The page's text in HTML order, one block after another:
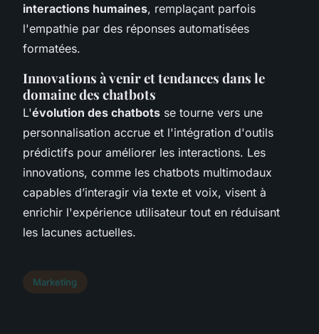
interactions humaines, remplaçant parfois
l'empathie par des réponses automatisées
formatées.
Innovations à venir et tendances dans le
domaine des chatbots
L'évolution des chatbots se tourne vers une
personnalisation accrue et l'intégration d'outils
prédictifs pour améliorer les interactions. Les
innovations, comme les chatbots multimodaux
capables d’interagir via texte et voix, visent à
enrichir l'expérience utilisateur tout en réduisant
les lacunes actuelles.
Marketing